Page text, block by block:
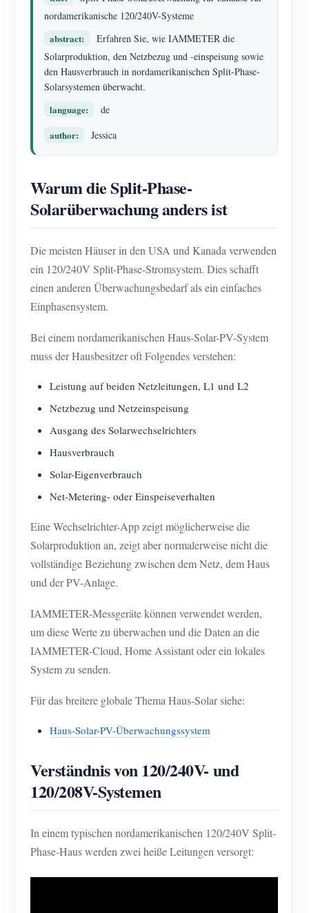
EV-Ladegerät
IAMMETER Simulator
Virtueller Zähler
System für Energieprognose und Simulation
Anwendungen
Energieüberwachung für Solar-PV-Systeme
PV-Heizungssteuerungssystem
Hausautomation
Energieüberwachung für Fabriken
Shop
Produkt-Schnellstart
Dokumentation
Tutorial-Video
FAQ
Nachrichten
Community
Mitwirkendenprogramm
Mitwirkenden-Center
IAMMETER Aktivitäten
Forum
App Store
Website erkunden
PV-Ranking
Lösungen
Kontakt
Über uns
nordamerikanische 120/240V-Systeme
abstract:
Erfahren Sie, wie IAMMETER die
Solarproduktion, den Netzbezug und -einspeisung sowie
den Hausverbrauch in nordamerikanischen Split-Phase-
Solarsystemen überwacht.
language:
de
author:
Jessica
Warum die Split-Phase-
Solarüberwachung anders ist
Die meisten Häuser in den USA und Kanada verwenden
ein 120/240V Split-Phase-Stromsystem. Dies schafft
einen anderen Überwachungsbedarf als ein einfaches
Einphasensystem.
Bei einem nordamerikanischen Haus-Solar-PV-System
muss der Hausbesitzer oft Folgendes verstehen:
Leistung auf beiden Netzleitungen, L1 und L2
Netzbezug und Netzeinspeisung
Ausgang des Solarwechselrichters
Hausverbrauch
Solar-Eigenverbrauch
Net-Metering- oder Einspeiseverhalten
Eine Wechselrichter-App zeigt möglicherweise die
Solarproduktion an, zeigt aber normalerweise nicht die
vollständige Beziehung zwischen dem Netz, dem Haus
und der PV-Anlage.
IAMMETER-Messgeräte können verwendet werden,
um diese Werte zu überwachen und die Daten an die
IAMMETER-Cloud, Home Assistant oder ein lokales
System zu senden.
Für das breitere globale Thema Haus-Solar siehe:
Haus-Solar-PV-Überwachungssystem
Verständnis von 120/240V- und
120/208V-Systemen
In einem typischen nordamerikanischen 120/240V Split-
Phase-Haus werden zwei heiße Leitungen versorgt: